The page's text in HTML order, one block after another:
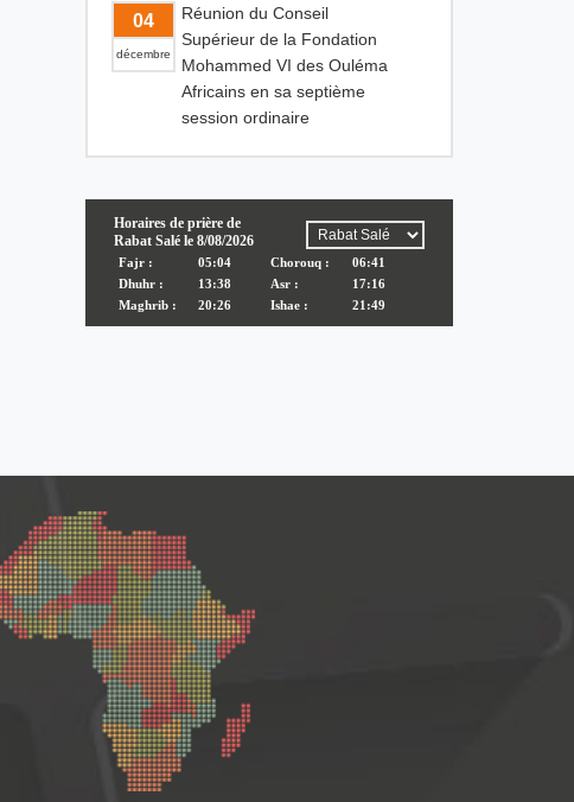
04
décembre
Réunion du Conseil
Supérieur de la Fondation
Mohammed VI des Ouléma
Africains en sa septième
session ordinaire